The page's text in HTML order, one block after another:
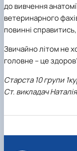
до вивчення
ветеринарного
повинні
Звичайно літом не
головне – це
Старста 10 групи
Ст. викладач